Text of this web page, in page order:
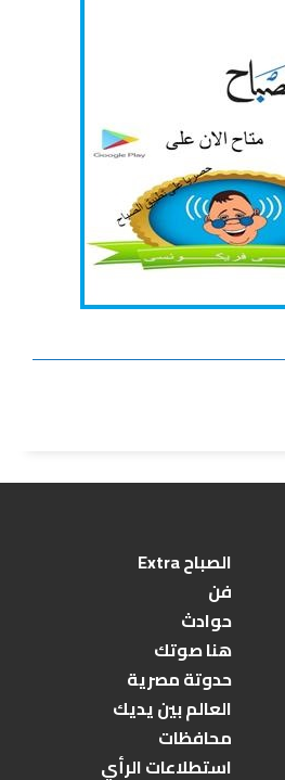
الصباح Extra
فن
حوادث
هنا صوتك
حدوتة مصرية
العالم بين يديك
محافظات
استطلاعات الرأي